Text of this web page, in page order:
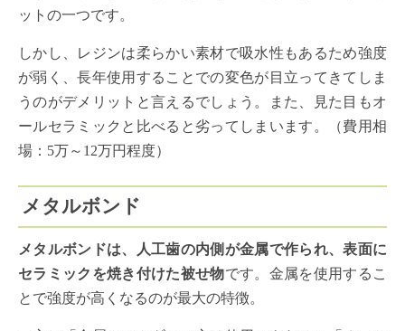
ットの一つです。
しかし、レジンは柔らかい素材で吸水性もあるため強度
が弱く、長年使用することでの変色が目立ってきてしま
うのがデメリットと言えるでしょう。また、見た目もオ
ールセラミックと比べると劣ってしまいます。（費用相
場：5万～12万円程度）
メタルボンド
メタルボンドは、人工歯の内側が金属で作られ、表面に
セラミックを焼き付けた被せ物です。金属を使用するこ
とで強度が高くなるのが最大の特徴。